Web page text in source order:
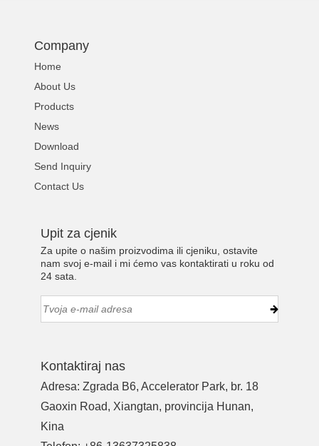
Company
Home
About Us
Products
News
Download
Send Inquiry
Contact Us
Upit za cjenik
Za upite o našim proizvodima ili cjeniku, ostavite
nam svoj e-mail i mi ćemo vas kontaktirati u roku od
24 sata.
Kontaktiraj nas
Adresa: Zgrada B6, Accelerator Park, br. 18
Gaoxin Road, Xiangtan, provincija Hunan,
Kina